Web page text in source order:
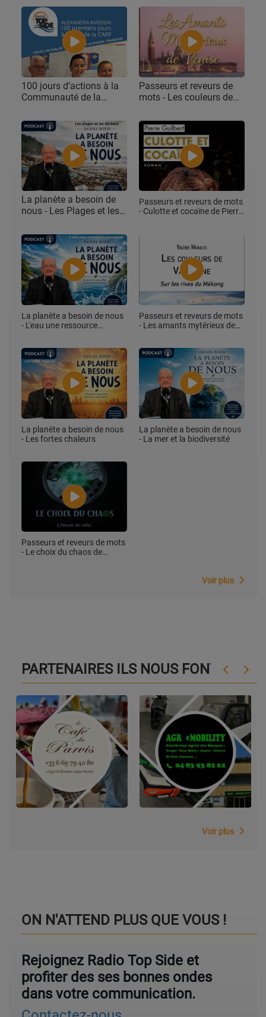
100 jours d’actions à la
Communauté de la
présidence d’Alexandra
Masson
Passeurs et reveurs de
mots - Les couleurs de
Morales
La planète a besoin de
nous - Les Plages et les
Passeurs et reveurs de mots
- Culotte et cocaïne de Pierre
La planète a besoin de nous
- L'eau une ressource
Passeurs et reveurs de mots
- Les amants mytérieux de
La planète a besoin de nous
- Les fortes chaleurs
La planète a besoin de nous
- La mer et la biodiversité
Passeurs et reveurs de mots
- Le choix du chaos de
Voir plus
PARTENAIRES ILS NOUS FONT
Voir plus
ON N'ATTEND PLUS QUE VOUS !
Rejoignez Radio Top Side et
profiter des ses bonnes ondes
dans votre communication.